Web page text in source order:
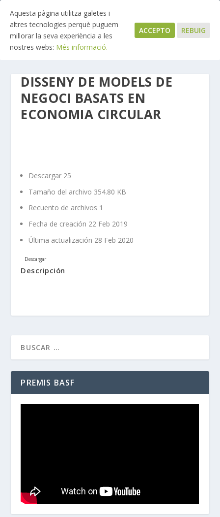
DISSENY DE MODELS DE
NEGOCI BASATS EN
ECONOMIA CIRCULAR
Descargar 25
Tamaño del archivo 354.80 KB
Recuento de archivos 1
Fecha de creación 22 Feb 2019
Última actualización 28 Feb 2020
Descargar
Descripción
PREMIS BASF
Aquesta pàgina utilitza galetes i
altres tecnologies perquè puguem
millorar la seva experiència a les
nostres webs: Més informació.
ACCEPTO REBUIG